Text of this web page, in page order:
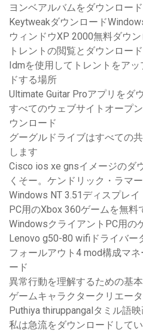
ヨンベアルバムをダウンロード
Keytweakダウンロード
ウィンドウXP 2000無料ダウン
トレントの閲覧とダウンロード
Idmを使用してトレントをア
ドする場所
Ultimate Guitar Proアプリをダ
すべてのウェブサイトオープ
ウンロード
グーグルドライブはすべての
します
Cisco ios xe gnsイメージのダ
くそー。ケンドリック・ラマ
Windows NT 3.51ディスプレ
PC用のXbox 360ゲームを無料
WindowsクライアントPC用の
Lenovo g50-80 wifiドライバー
フォールアウト4 mod構成マ
ード
異常行動を理解するための基
ゲームキャラクタークリエー
Puthiya thiruppangalタミル語
私は急流をダウンロードして